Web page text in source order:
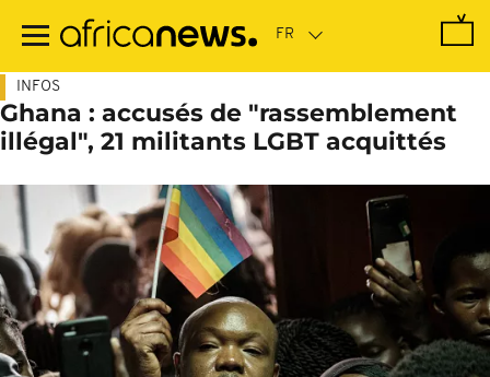
contenu
INFOS
Ghana : accusés de "rassemblement
illégal", 21 militants LGBT acquittés